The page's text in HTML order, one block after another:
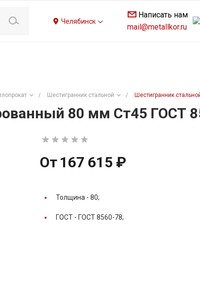
Челябинск
Написать нам
mail@metallkor.ru
/ Шестигранник стальной / Шестигранник
80 мм Ст45 ГОСТ
От 167 615 ₽
Толщина - 80;
ГОСТ - ГОСТ 8560-78;